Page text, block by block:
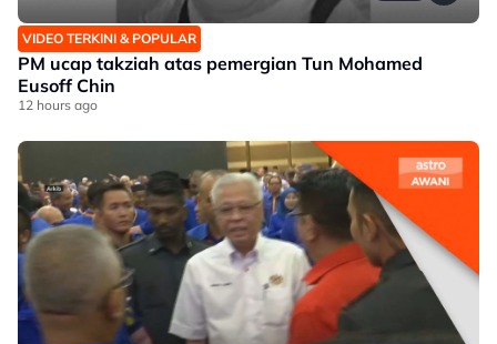
VIDEO TERKINI & POPULAR
PM ucap takziah atas pemergian Tun Mohamed
Eusoff Chin
12 hours ago